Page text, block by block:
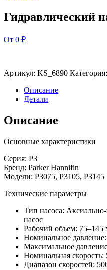
Гидравлический
От 0 ₽
Артикул: KS_6890 Категория:
Описание
Детали
Описание
Основные характеристики
Серия: P3
Бренд: Parker Hannifin
Модели: P3075, P3105, P3145
Технические параметры
Тип насоса:
насос
Рабочий объем: 75–145
Номинальное
Максимальное
Номинальная
Диапазон скоростей: